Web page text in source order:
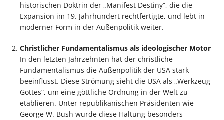
historischen Doktrin der „Manifest Destiny“, die die
Expansion im 19. Jahrhundert rechtfertigte, und lebt in
moderner Form in der Außenpolitik weiter.
Christlicher Fundamentalismus als ideologischer Motor
In den letzten Jahrzehnten hat der christliche
Fundamentalismus die Außenpolitik der USA stark
beeinflusst. Diese Strömung sieht die USA als „Werkzeug
Gottes“, um eine göttliche Ordnung in der Welt zu
etablieren. Unter republikanischen Präsidenten wie
George W. Bush wurde diese Haltung besonders